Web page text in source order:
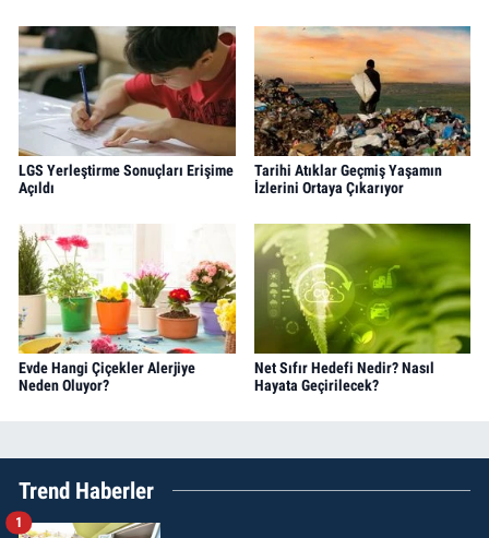
LGS Yerleştirme Sonuçları Erişime
Açıldı
Tarihi Atıklar Geçmiş Yaşamın
İzlerini Ortaya Çıkarıyor
Evde Hangi Çiçekler Alerjiye
Neden Oluyor?
Net Sıfır Hedefi Nedir? Nasıl
Hayata Geçirilecek?
Trend Haberler
1